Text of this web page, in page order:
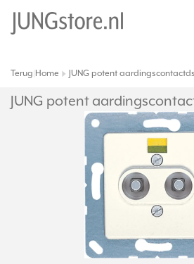
Terug Home JUNG potent
JUNG potent